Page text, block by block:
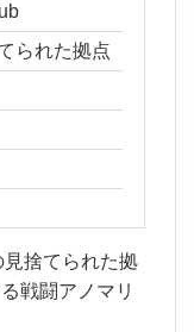
られた拠点
捨てられた拠
戦闘アノマリ